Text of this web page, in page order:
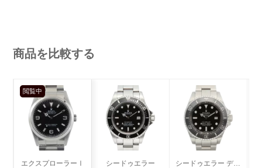
商品を比較する
閲覧中
エクスプローラーⅠ
シードゥエラー
シードゥエラー ディープシー